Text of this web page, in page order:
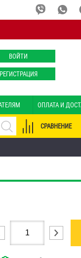
ВОЙТИ
РЕГИСТРАЦИЯ
ОПЛАТА И
СРАВНЕНИЕ